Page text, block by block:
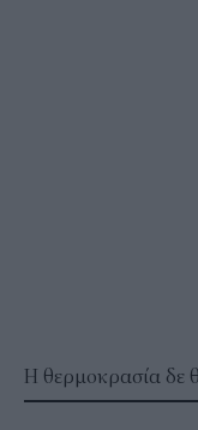
Η θερμοκρασία δε